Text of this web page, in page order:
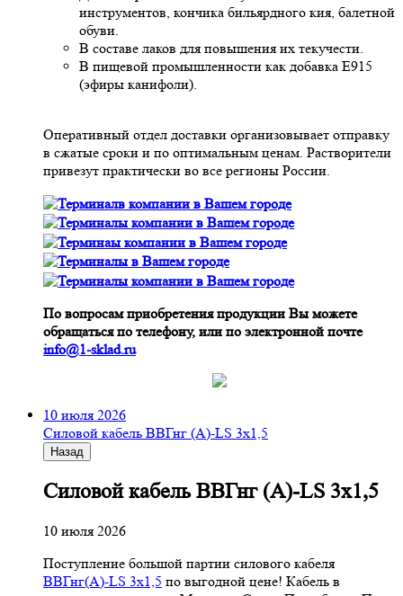
инструментов, кончика бильярдного кия, балетной
обуви.
В составе лаков для повышения их текучести.
В пищевой промышленности как добавка Е915
(эфиры канифоли).
Оперативный отдел доставки организовывает отправку
в сжатые сроки и по оптимальным ценам. Растворители
привезут практически во все регионы России.
По вопросам приобретения продукции Вы можете
обращаться по телефону, или по электронной почте
info@1-sklad.ru
10 июля 2026
Cиловой кабель ВВГнг (A)-LS 3х1,5
Назад
Cиловой кабель ВВГнг (A)-LS 3х1,5
10 июля 2026
Поступление большой партии силового кабеля
ВВГнг(A)-LS 3х1,5 по выгодной цене! Кабель в